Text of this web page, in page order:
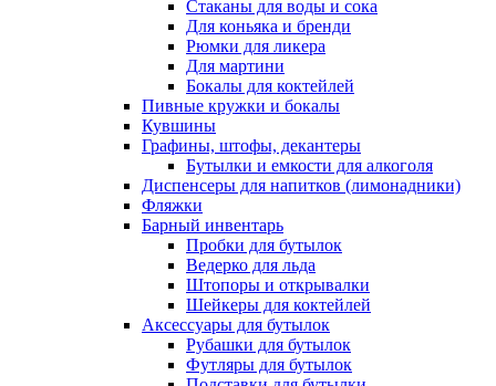
Стаканы для воды и сока
Для коньяка и бренди
Рюмки для ликера
Для мартини
Бокалы для коктейлей
Пивные кружки и бокалы
Кувшины
Графины, штофы, декантеры
Бутылки и емкости для алкоголя
Диспенсеры для напитков (лимонадники)
Фляжки
Барный инвентарь
Пробки для бутылок
Ведерко для льда
Штопоры и открывалки
Шейкеры для коктейлей
Аксессуары для бутылок
Рубашки для бутылок
Футляры для бутылок